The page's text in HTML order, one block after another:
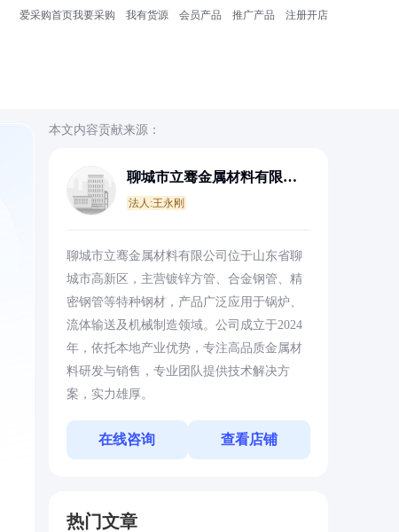
爱采购首页我要采购 我有货源 会员产品 推广产品 注册开店
本文内容贡献来源：
聊城市立骞金属材料有限公
法人:王永刚
聊城市立骞金属材料有限公司位于山东省聊
城市高新区，主营镀锌方管、合金钢管、精
密钢管等特种钢材，产品广泛应用于锅炉、
流体输送及机械制造领域。公司成立于2024
年，依托本地产业优势，专注高品质金属材
料研发与销售，专业团队提供技术解决方
案，实力雄厚。
在线咨询 查看店铺
热门文章